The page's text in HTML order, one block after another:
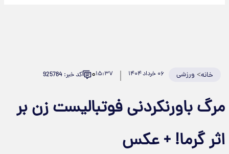
خانه> ورزشی ۰۶ خرداد ۱۴۰۴ ۱۵:۳۷۰ کد خبر: 925784
مرگ باورنکردنی فوتبالیست زن بر
اثر گرما! + عکس